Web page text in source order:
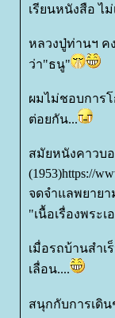
เรียนหนังสือ ไ
หลวงปู่ท่านฯ ค
ว่า"ธนู"
ผมไม่ชอบการโ
ต่อยกัน...
สมัยหนังคาวบ
(1953)https://
จดจำแลพยายา
"เนื้อเรื่องพระ
เมื่อรถบ้านสำ
เลื่อน....
สนุกกับการเดิ